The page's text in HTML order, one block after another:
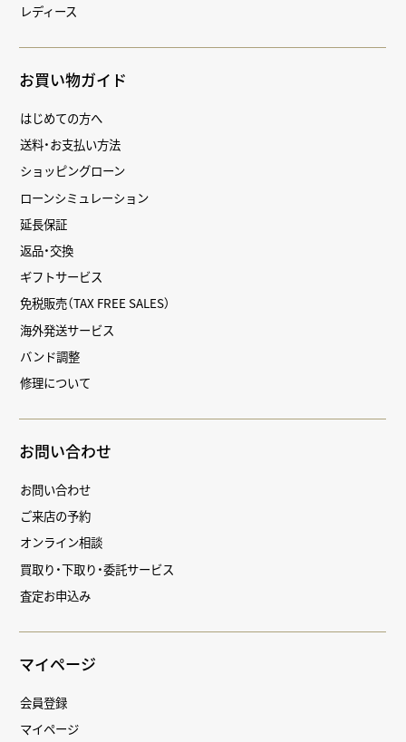
レディース
お買い物ガイド
はじめての方へ
送料・お支払い方法
ショッピングローン
ローンシミュレーション
延長保証
返品・交換
ギフトサービス
免税販売（TAX FREE SALES）
海外発送サービス
バンド調整
修理について
お問い合わせ
お問い合わせ
ご来店の予約
オンライン相談
買取り・下取り・委託サービス
査定お申込み
マイページ
会員登録
マイページ